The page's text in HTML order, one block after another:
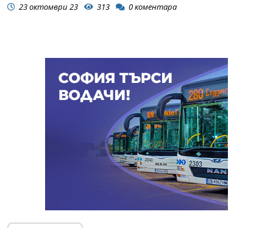
23 октомври 23 313 0коментара